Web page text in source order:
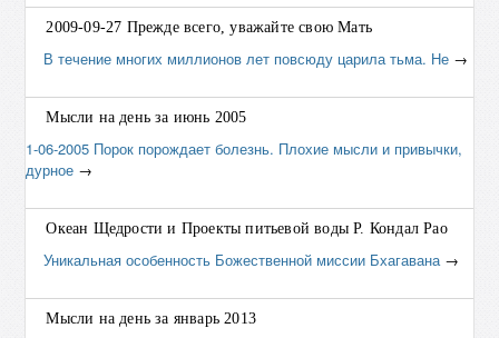
2009-09-27 Прежде всего, уважайте свою Мать
В течение многих миллионов лет повсюду царила тьма. Не →
Мысли на день за июнь 2005
1-06-2005 Порок порождает болезнь. Плохие мысли и привычки,
дурное →
Океан Щедрости и Проекты питьевой воды Р. Кондал Рао
Уникальная особенность Божественной миссии Бхагавана→
Мысли на день за январь 2013